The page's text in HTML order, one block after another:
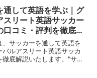
所です。「定額で全店舗通
しゃ...
通して英語を学ぶ｜グ
スリート英語サッカー
口コミ・評判を徹底解
、サッカーを通して英語を
バルアスリート英語サッカ
徹底解説いたします。"サッ